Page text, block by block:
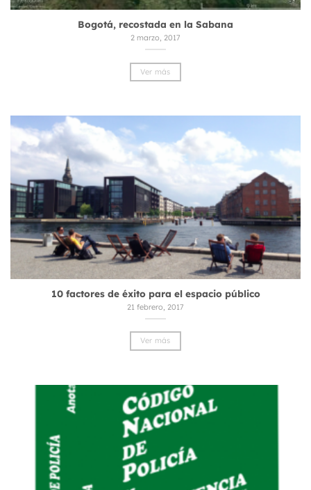
Bogotá, recostada en la Sabana
2 marzo, 2017
Ver más
10 factores de éxito para el espacio público
21 febrero, 2017
Ver más